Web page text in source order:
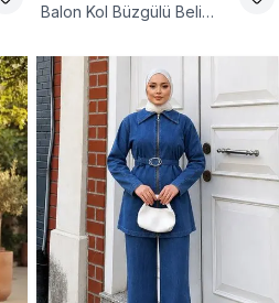
Balon Kol Büzgülü Beli
Takım